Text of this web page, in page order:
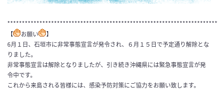
【
お願い
】
6月１日、石垣市に非常事態宣言が発令され、６月１５日で予定通り解除とな
りました。
非常事態宣言は解除となりましたが、引き続き沖縄県には緊急事態宣言が発
令中です。
これから来島される皆様には、感染予防対策にご協力をお願い致します。